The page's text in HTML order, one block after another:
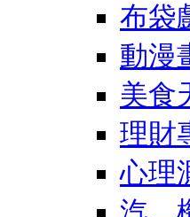
布袋
動漫
美食
理財
心理